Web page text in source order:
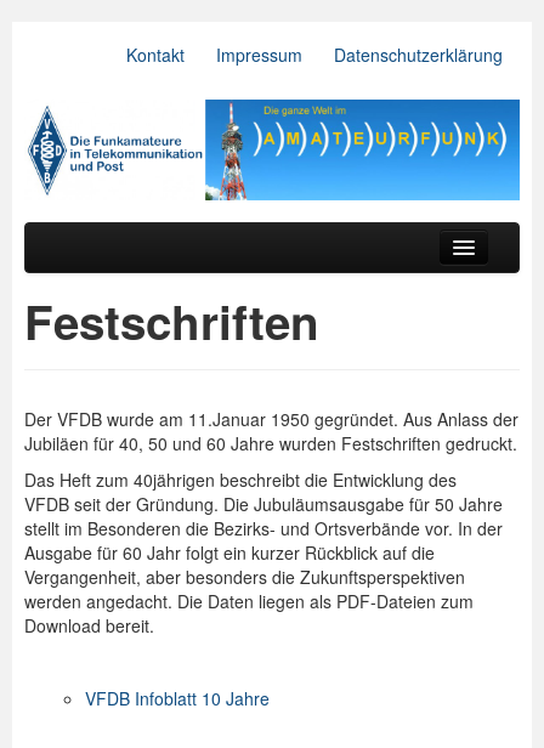
Kontakt Impressum Datenschutzerklärung
VFDB e.V.
Hauptmenü
Der Verein
BV & OV
Relais
Downloads
Spenden
Login
Festschriften
Der VFDB wurde am 11.Januar 1950 gegründet. Aus Anlass der
Jubiläen für 40, 50 und 60 Jahre wurden Festschriften gedruckt.
Das Heft zum 40jährigen beschreibt die Entwicklung des
VFDB seit der Gründung. Die Jubuläumsausgabe für 50 Jahre
stellt im Besonderen die Bezirks- und Ortsverbände vor. In der
Ausgabe für 60 Jahr folgt ein kurzer Rückblick auf die
Vergangenheit, aber besonders die Zukunftsperspektiven
werden angedacht. Die Daten liegen als PDF-Dateien zum
Download bereit.
VFDB Infoblatt 10 Jahre